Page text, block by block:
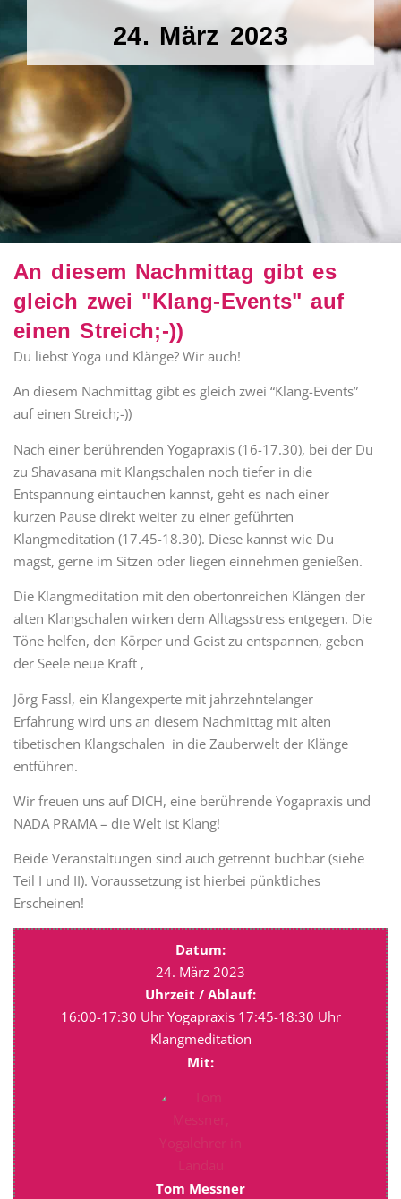
24. März 2023
An diesem Nachmittag gibt es
gleich zwei "Klang-Events" auf
einen Streich;-))
Du liebst Yoga und Klänge? Wir auch!
An diesem Nachmittag gibt es gleich zwei “Klang-Events”
auf einen Streich;-))
Nach einer berührenden Yogapraxis (16-17.30), bei der Du
zu Shavasana mit Klangschalen noch tiefer in die
Entspannung eintauchen kannst, geht es nach einer
kurzen Pause direkt weiter zu einer geführten
Klangmeditation (17.45-18.30). Diese kannst wie Du
magst, gerne im Sitzen oder liegen einnehmen genießen.
Die Klangmeditation mit den obertonreichen Klängen der
alten Klangschalen wirken dem Alltagsstress entgegen. Die
Töne helfen, den Körper und Geist zu entspannen, geben
der Seele neue Kraft ,
Jörg Fassl, ein Klangexperte mit jahrzehntelanger
Erfahrung wird uns an diesem Nachmittag mit alten
tibetischen Klangschalen in die Zauberwelt der Klänge
entführen.
Wir freuen uns auf DICH, eine berührende Yogapraxis und
NADA PRAMA – die Welt ist Klang!
Beide Veranstaltungen sind auch getrennt buchbar (siehe
Teil I und II). Voraussetzung ist hierbei pünktliches
Erscheinen!
Datum:
24. März 2023
Uhrzeit / Ablauf:
16:00-17:30 Uhr Yogapraxis 17:45-18:30 Uhr
Klangmeditation
Mit:
Tom Messner